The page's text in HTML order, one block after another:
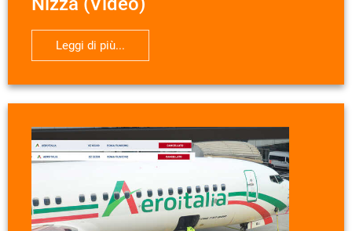
Leggi di più...